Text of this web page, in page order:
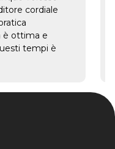
cordiale
è ottima e
tempi è